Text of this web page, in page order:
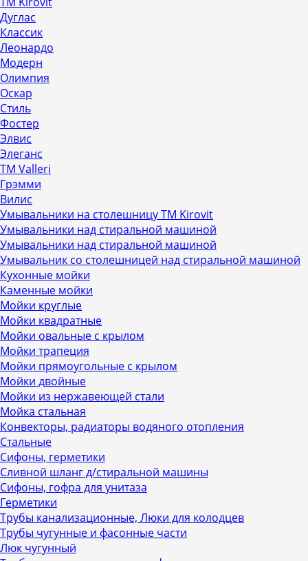
Дуглас
Классик
Леонардо
Модерн
Олимпия
Оскар
Стиль
Фостер
Элвис
Элеганс
ТМ Valleri
Грэмми
Вилис
Умывальники на столешницу ТМ Kirovit
Умывальники над стиральной машиной
Умывальники над стиральной машиной
Умывальник со столешницей над стиральной машиной
Кухонные мойки
Каменные мойки
Мойки круглые
Мойки квадратные
Мойки овальные с крылом
Мойки трапеция
Мойки прямоугольные с крылом
Мойки двойные
Мойки из нержавеющей стали
Мойка стальная
Конвекторы, радиаторы водяного отопления
Стальные
Сифоны, герметики
Сливной шланг д/стиральной машины
Сифоны, гофра для унитаза
Герметики
Трубы канализационные, Люки для колодцев
Трубы чугунные и фасонные части
Люк чугунный